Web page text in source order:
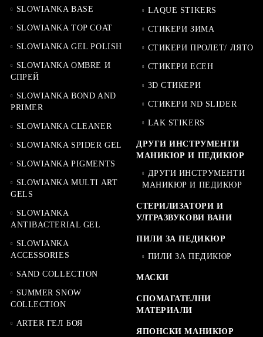
SLOWIANKA BASE
SLOWIANKA TOP COAT
SLOWIANKA GEL POLISH
SLOWIANKA OMBRE И
СПРЕЙ
SLOWIANKA BOND AND
PRIMER
SLOWIANKA CLEANER
SLOWIANKA SPIDER GEL
SLOWIANKA PIGMENTS
SLOWIANKA MULTI ART
GELS
SLOWIANKA
ANTIBACTERIAL GEL
SLOWIANKA
ACCESSORIES
SAND COLLECTION
SUMMER SNOW
COLLECTION
ARTER ГЕЛ БОЯ
LAQUE STIKERS
СТИКЕРИ ЗИМА
СТИКЕРИ ПРОЛЕТ/ ЛЯТО
СТИКЕРИ ЕСЕН
3D СТИКЕРИ
СТИКЕРИ ND SLIDER
LAK STIKERS
ДРУГИ ИНСТРУМЕНТИ
МАНИКЮР И ПЕДИКЮР
ДРУГИ ИНСТРУМЕНТИ
МАНИКЮР И ПЕДИКЮР
СТЕРИЛИЗАТОРИ И
УЛТРАЗВУКОВИ ВАНИ
ПИЛИ ЗА ПЕДИКЮР
ПИЛИ ЗА ПЕДИКЮР
МАСКИ
СПОМАГАТЕЛНИ
МАТЕРИАЛИ
ЯПОНСКИ МАНИКЮР